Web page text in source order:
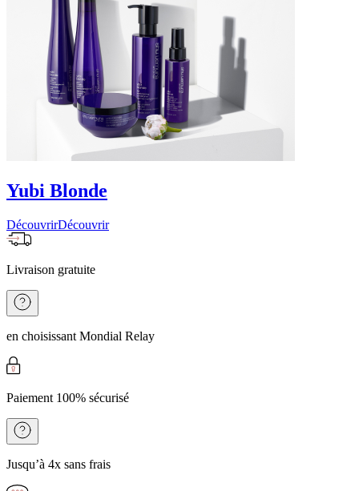
Yubi Blonde
DécouvrirDécouvrir
Livraison gratuite
en choisissant Mondial Relay
Paiement 100% sécurisé
Jusqu’à 4x sans frais